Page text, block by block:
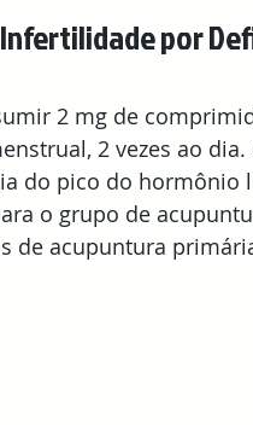
por
2 mg de
2 vezes ao dia.
do pico do hormônio
o grupo de
de acupuntura